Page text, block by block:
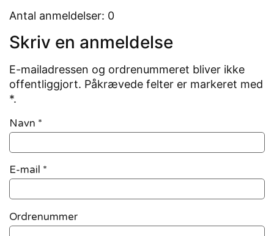
Antal anmeldelser: 0
Skriv en anmeldelse
E-mailadressen og ordrenummeret bliver ikke
offentliggjort. Påkrævede felter er markeret med
*.
Navn *
E-mail *
Ordrenummer